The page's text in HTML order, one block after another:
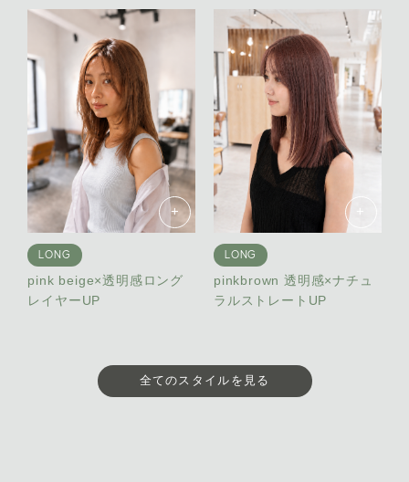
+
LONG
pink beige×透明感ロング
レイヤーUP
+
LONG
pinkbrown 透明感×ナチュ
ラルストレートUP
全てのスタイルを見る